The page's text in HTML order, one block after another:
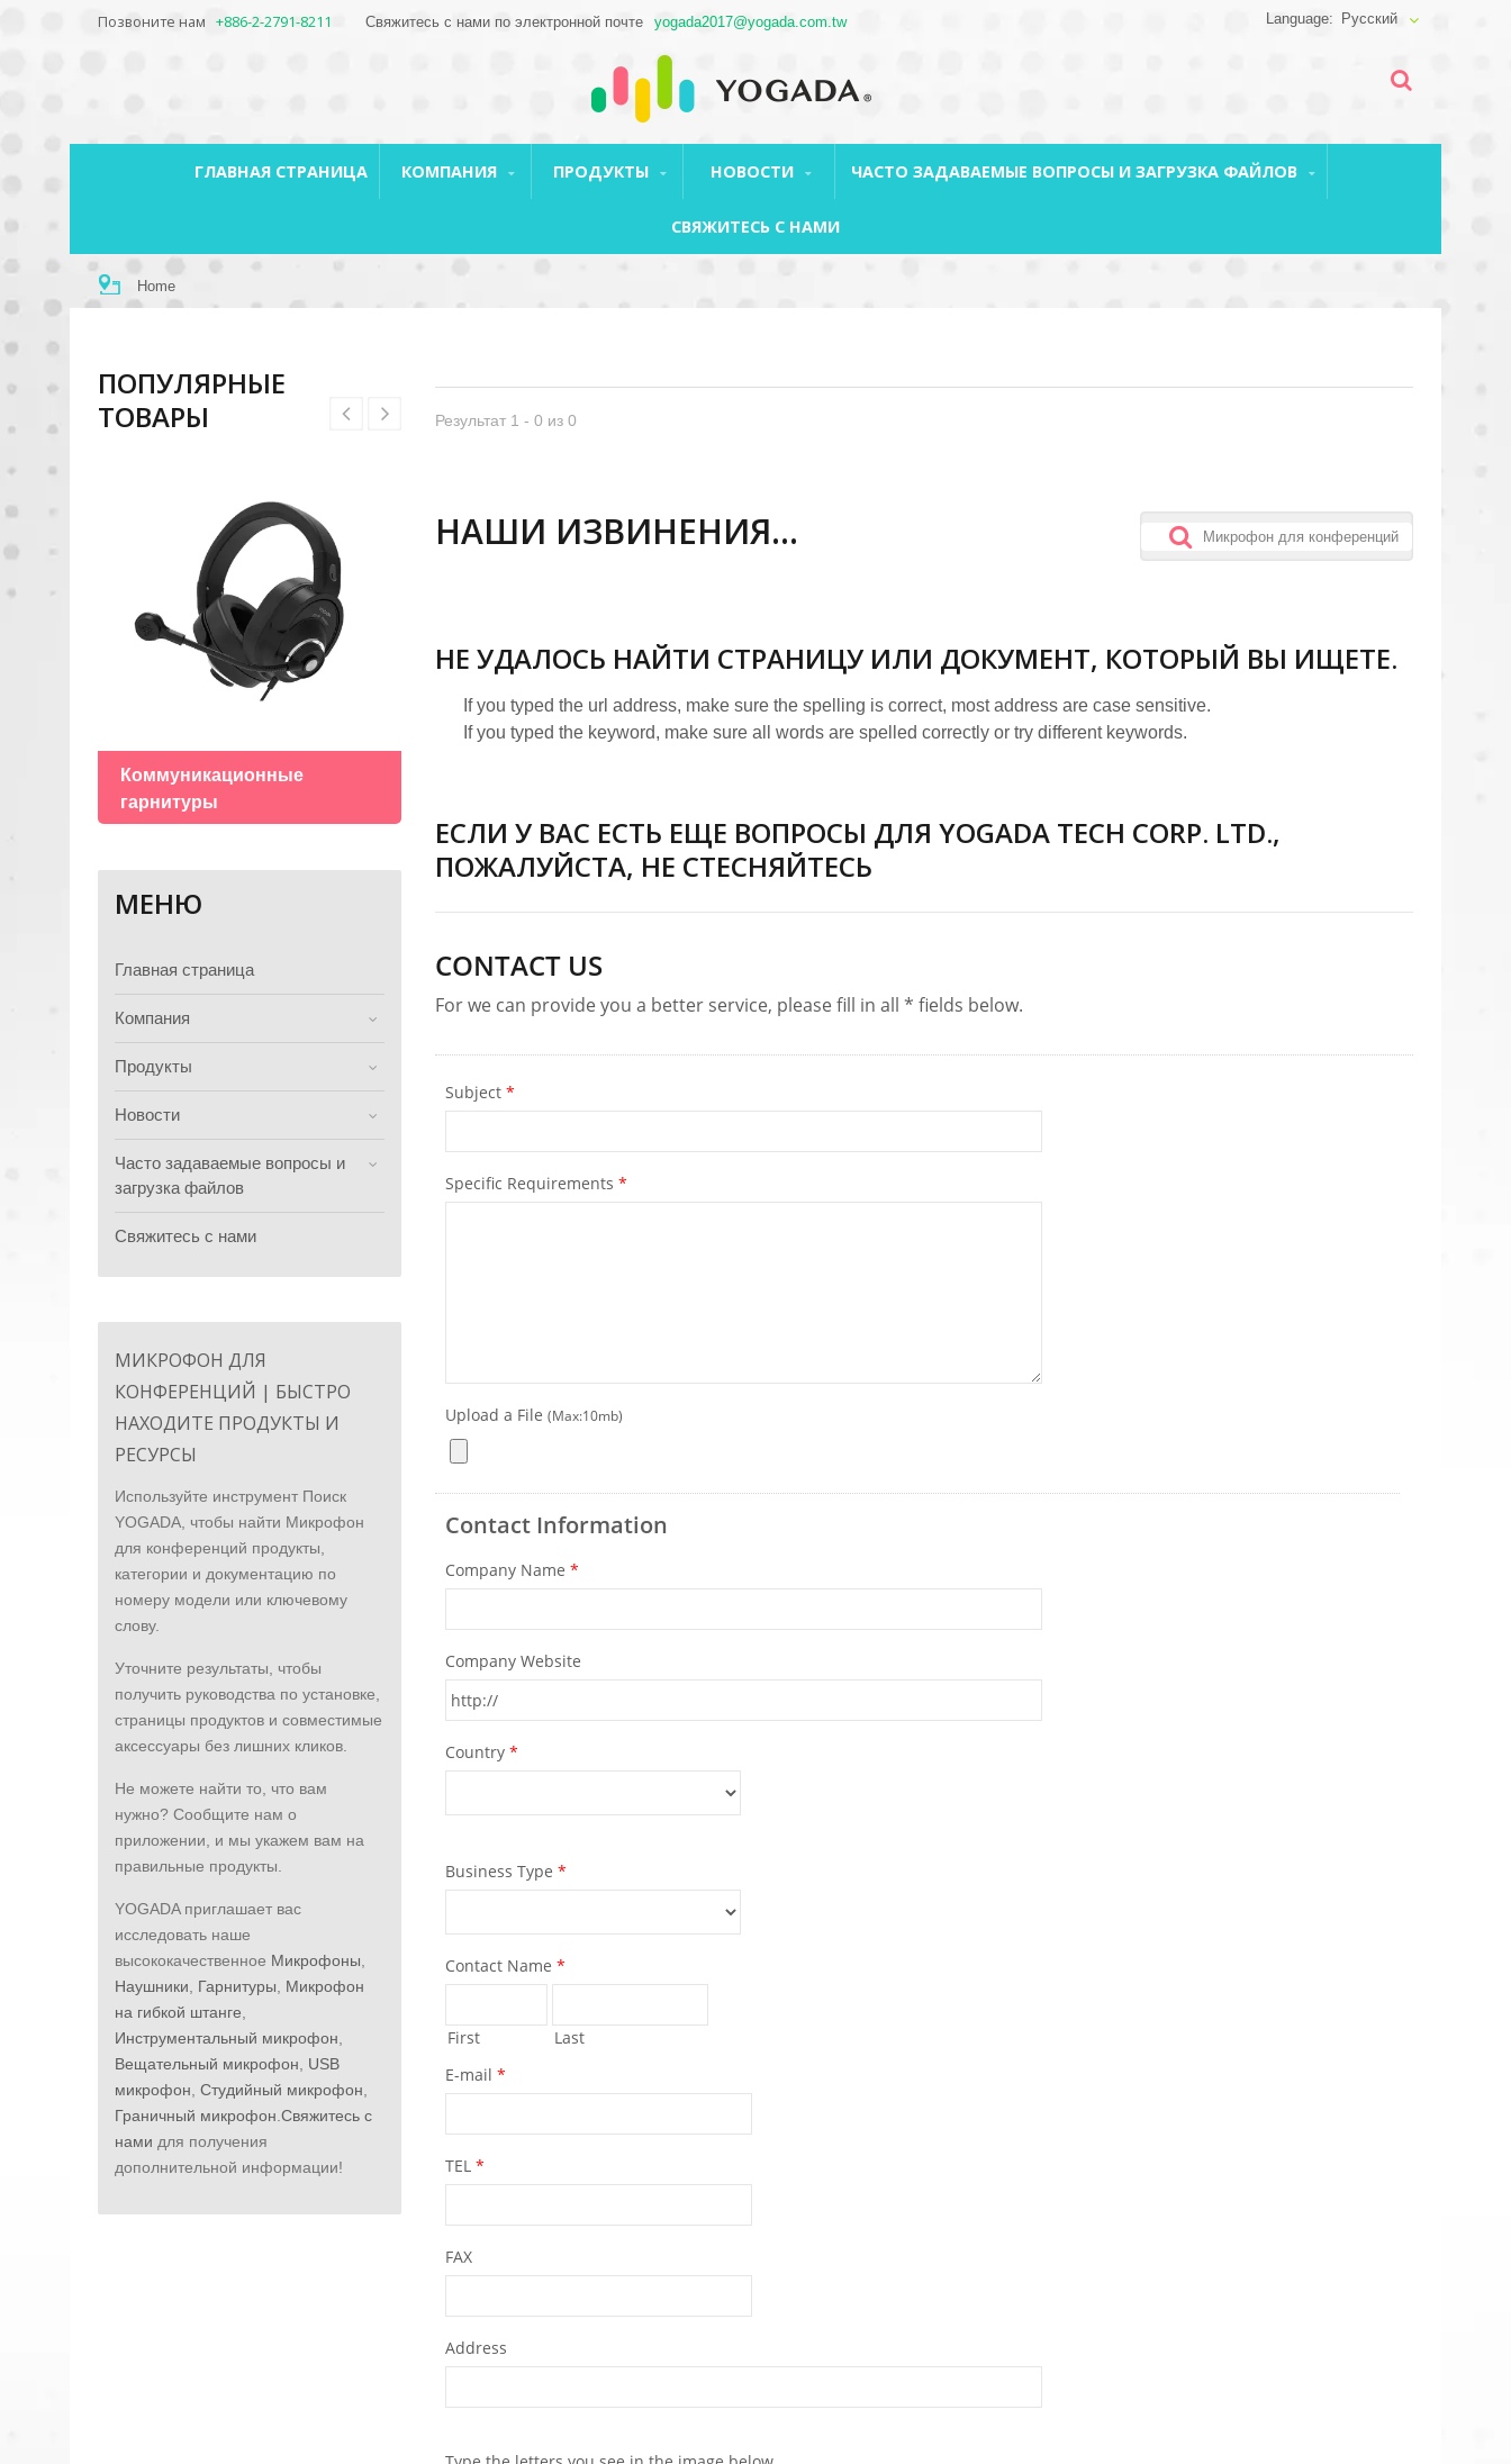
Позвоните нам +886-2-2791-8211 Свяжитесь с нами по электронной почте yogada2017@yogada.com.tw Русский
ГЛАВНАЯ СТРАНИЦА КОМПАНИЯ ПРОДУКТЫ НОВОСТИ ЧАСТО ЗАДАВАЕМЫЕ ВОПРОСЫ И ЗАГРУЗКА ФАЙЛОВ
СВЯЖИТЕСЬ С НАМИ
Home
ПОПУЛЯРНЫЕ
ТОВАРЫ
Коммуникационные
гарнитуры
Граничные микрофоны
МЕНЮ
Главная страница
Компания
Продукты
Новости
Часто задаваемые вопросы и
загрузка файлов
Свяжитесь с нами
МИКРОФОН ДЛЯ
КОНФЕРЕНЦИЙ | БЫСТРО
НАХОДИТЕ ПРОДУКТЫ И
РЕСУРСЫ
Используйте инструмент Поиск
YOGADA, чтобы найти Микрофон
для конференций продукты,
категории и документацию по
номеру модели или ключевому
слову.
Уточните результаты, чтобы
получить руководства по установке,
страницы продуктов и совместимые
аксессуары без лишних кликов.
Не можете найти то, что вам
нужно? Сообщите нам о
приложении, и мы укажем вам на
правильные продукты.
YOGADA приглашает вас
исследовать наше
высококачественное Микрофоны,
Наушники, Гарнитуры, Микрофон
на гибкой штанге,
Инструментальный микрофон,
Вещательный микрофон, USB
микрофон, Студийный микрофон,
Граничный микрофон.Свяжитесь с
нами для получения
дополнительной информации!
Результат 1 - 0 из 0
НАШИ ИЗВИНЕНИЯ...
НЕ УДАЛОСЬ НАЙТИ СТРАНИЦУ ИЛИ ДОКУМЕНТ, КОТОРЫЙ ВЫ ИЩЕТЕ.
If you typed the url address, make sure the spelling is correct, most address are case sensitive.
If you typed the keyword, make sure all words are spelled correctly or try different keywords.
ЕСЛИ У ВАС ЕСТЬ ЕЩЕ ВОПРОСЫ ДЛЯ YOGADA TECH CORP. LTD.,
ПОЖАЛУЙСТА, НЕ СТЕСНЯЙТЕСЬ